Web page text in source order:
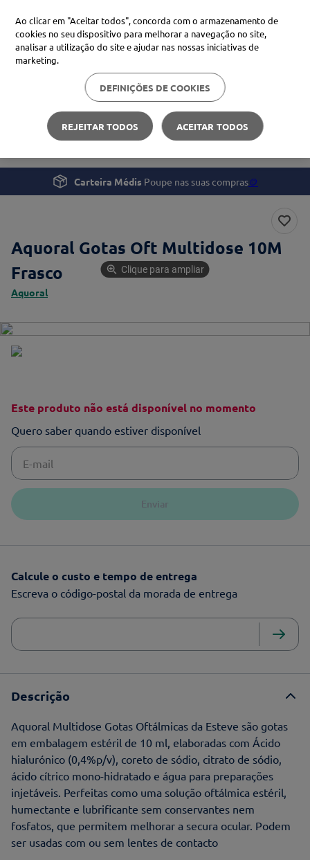
Procure no Marketplace Médis
Pesquisas mais comuns
xiaomi
uriage
4º svr
Saúde
Saúde Visual e Auditiva
Aquoral Gotas Oft Multidose 10M
Carteira Médis Poupe nas suas compras🪙
Aquoral Gotas Oft Multidose 10M
Frasco
Aquoral
Clique para ampliar
Este produto não está disponível no momento
Quero saber quando estiver disponível
Enviar
Calcule o custo e tempo de entrega
Escreva o código-postal da morada de entrega
Descrição
Aquoral Multidose Gotas Oftálmicas da Esteve são gotas
em embalagem estéril de 10 ml, elaboradas com Ácido
hialurónico (0,4%p/v), coreto de sódio, citrato de sódio,
ácido cítrico mono-hidratado e água para preparações
injetáveis. Perfeitas como uma solução oftálmica estéril,
humectante e lubrificante sem conservantes nem
fosfatos, que permitem melhorar a secura ocular. Podem
ser usadas com ou sem lentes de contacto
Ao clicar em "Aceitar todos", concorda com o armazenamento de
cookies no seu dispositivo para melhorar a navegação no site,
analisar a utilização do site e ajudar nas nossas iniciativas de
marketing.
DEFINIÇÕES DE COOKIES
REJEITAR TODOS ACEITAR TODOS